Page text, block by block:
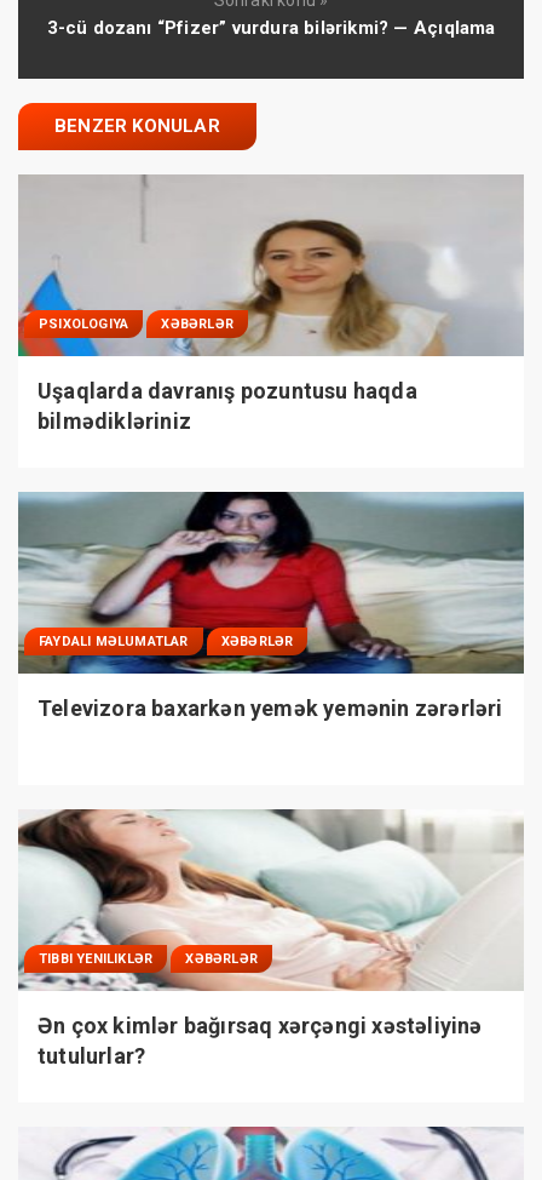
3-cü dozanı “Pfizer” vurdura bilərikmi? — Açıqlama
BENZER KONULAR
PSIXOLOGIYA XƏBƏRLƏR
Uşaqlarda davranış pozuntusu haqda
bilmədikləriniz
FAYDALI MƏLUMATLAR XƏBƏRLƏR
Televizora baxarkən yemək yemənin zərərləri
TIBBI YENILIKLƏR XƏBƏRLƏR
Ən çox kimlər bağırsaq xərçəngi xəstəliyinə
tutulurlar?